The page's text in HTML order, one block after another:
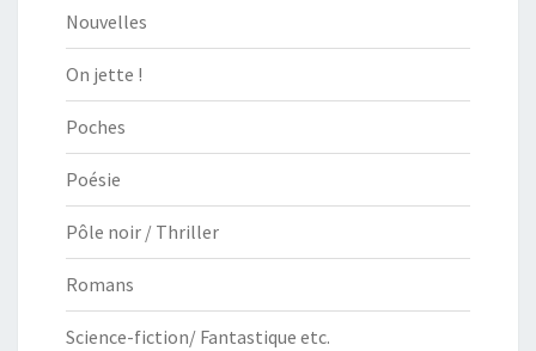
Nouvelles
On jette !
Poches
Poésie
Pôle noir / Thriller
Romans
Science-fiction/ Fantastique etc.